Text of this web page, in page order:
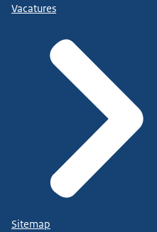
Vacatures
Sitemap